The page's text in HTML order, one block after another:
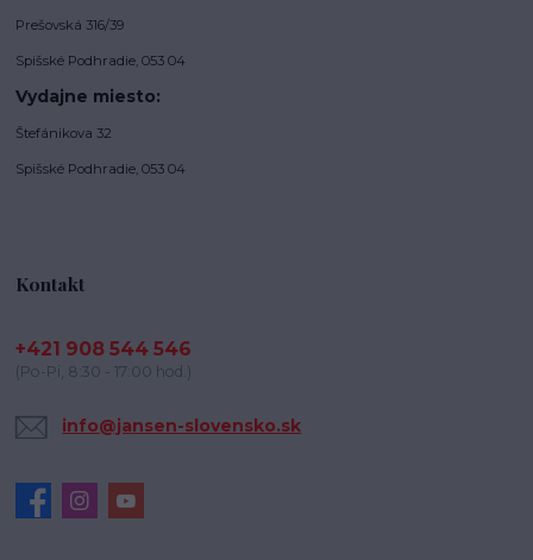
Prešovská 316/39
Spišské Podhradie, 053 04
Vydajne miesto:
Štefánikova 32
Spišské Podhradie, 053 04
Kontakt
+421 908 544 546
(Po-Pi, 8:30 - 17:00 hod.)
info@jansen-slovensko.sk